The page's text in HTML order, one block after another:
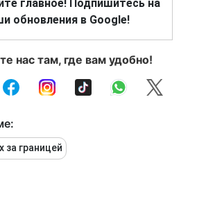
главное! Подпишитесь на
обновления в Google!
нас там, где вам удобно!
за границей